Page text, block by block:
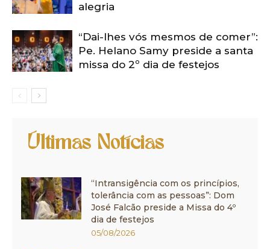
alegria
“Dai-lhes vós mesmos de comer”:
Pe. Helano Samy preside a santa
missa do 2º dia de festejos
Últimas Notícias
“Intransigência com os princípios,
tolerância com as pessoas”: Dom
José Falcão preside a Missa do 4º
dia de festejos
05/08/2026